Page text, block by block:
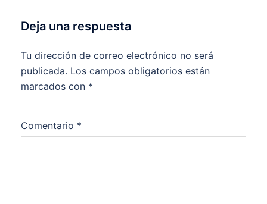
Deja una respuesta
Tu dirección de correo electrónico no será
publicada. Los campos obligatorios están
marcados con *
Comentario *